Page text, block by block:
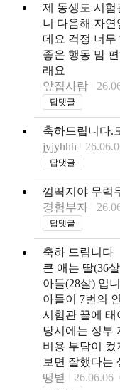
제 동생도 시험
니 다음해 자
데요 걱정 너
좋은 행동 맘
래요
앞집사람
답댓글
축하드립니다.
jyjyhhh
답댓글
껌딱지야 무럭
경험부자
답댓글
축하 드림니다
큰 애는 딸(36
아들(28살) 입
아들이 7번의
시험관 끝에 태
당시에는 정부
비용 부담이
보면 잘했다는
땡볕
26.06.06